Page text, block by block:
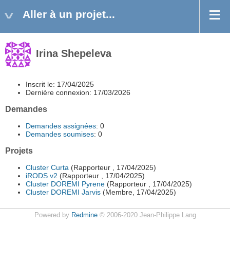
Aller à un projet...
Irina Shepeleva
Inscrit le: 17/04/2025
Dernière connexion: 17/03/2026
Demandes
Demandes assignées: 0
Demandes soumises: 0
Projets
Cluster Curta (Rapporteur , 17/04/2025)
iRODS v2 (Rapporteur , 17/04/2025)
Cluster DOREMI Pyrene (Rapporteur , 17/04/2025)
Cluster DOREMI Jarvis (Membre, 17/04/2025)
Powered by Redmine© 2006-2020 Jean-Philippe Lang